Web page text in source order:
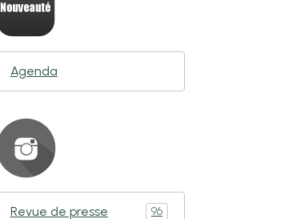
Agenda
Revue de presse 96